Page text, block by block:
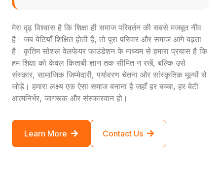
मेरा दृढ़ विश्वास है कि शिक्षा ही समाज परिवर्तन की सबसे मजबूत नींव
है। जब बेटियाँ शिक्षित होती हैं, तो पूरा परिवार और समाज आगे बढ़ता
है। कृतिम सोशल वेलफेयर फाउंडेशन के माध्यम से हमारा प्रयास है कि
हम शिक्षा को केवल किताबी ज्ञान तक सीमित न रखें, बल्कि उसे
संस्कार, सामाजिक जिम्मेदारी, पर्यावरण चेतना और सांस्कृतिक मूल्यों से
जोड़ें। हमारा लक्ष्य एक ऐसा समाज बनाना है जहाँ हर बच्चा, हर बेटी
आत्मनिर्भर, जागरूक और संस्कारवान हो।
Learn More Contact Us